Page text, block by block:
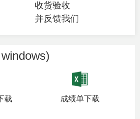
收货验收
并反馈我们
载 成绩单下载